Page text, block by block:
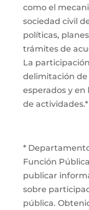
como el
sociedad civil
políticas,
trámites de
La
delimitación de
esperados y
de actividades.*
*
Función
publicar
sobre
pública.